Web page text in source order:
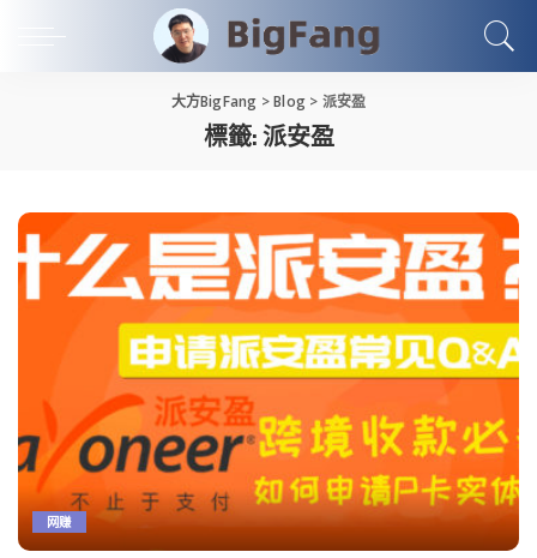
大方BigFang >Blog > 派安盈
標籤:派安盈
网赚